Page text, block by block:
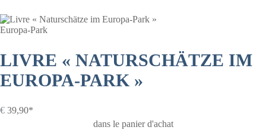
Europa-Park
LIVRE « NATURSCHÄTZE IM
EUROPA-PARK »
€ 39,90*
dans le panier d'achat